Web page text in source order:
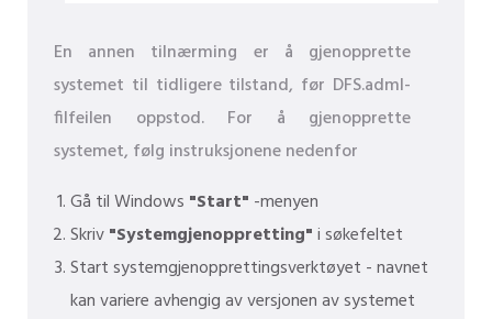
En annen tilnærming er å gjenopprette
systemet til tidligere tilstand, før DFS.adml-
filfeilen oppstod. For å gjenopprette
systemet, følg instruksjonene nedenfor
Gå til Windows "Start" -menyen
Skriv"Systemgjenoppretting"i søkefeltet
Start systemgjenopprettingsverktøyet - navnet
kan variere avhengig av versjonen av systemet